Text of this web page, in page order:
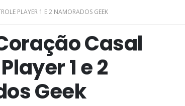
PLAYER 1 E 2 NAMORADOS GEEK
Casal
1 e 2
Geek